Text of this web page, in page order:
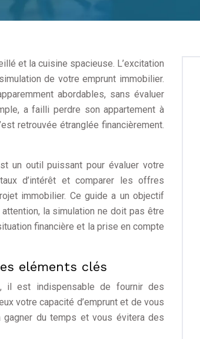
et la cuisine spacieuse. L’excitation
de votre emprunt immobilier.
abordables, sans évaluer
a failli perdre son appartement à
retrouvée étranglée financièrement.
un outil puissant pour évaluer votre
d’intérêt et comparer les offres
immobilier. Ce guide a un objectif
la simulation ne doit pas être
financière et la prise en compte
eléments clés
il est indispensable de fournir des
votre capacité d’emprunt et de vous
du temps et vous évitera des